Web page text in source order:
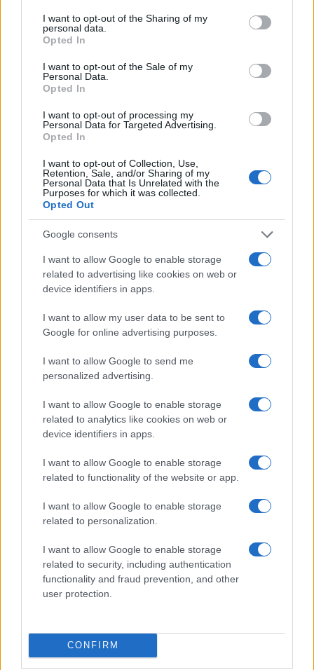
not limited to your visit or usage behaviour. You may click to
grant or deny consent to Google and its third-party tags to
use your data for below specified purposes in below Google
consent section.
I want to opt-out of the Sharing of my
personal data.
Opted In
I want to opt-out of the Sale of my
Personal Data.
Opted In
I want to opt-out of processing my
Personal Data for Targeted Advertising.
Opted In
I want to opt-out of Collection, Use,
Retention, Sale, and/or Sharing of my
Personal Data that Is Unrelated with the
Purposes for which it was collected.
Opted Out
Google consents
I want to allow Google to enable storage
related to advertising like cookies on web or
device identifiers in apps.
I want to allow my user data to be sent to
Google for online advertising purposes.
I want to allow Google to send me
personalized advertising.
I want to allow Google to enable storage
related to analytics like cookies on web or
device identifiers in apps.
I want to allow Google to enable storage
related to functionality of the website or app.
I want to allow Google to enable storage
related to personalization.
I want to allow Google to enable storage
related to security, including authentication
functionality and fraud prevention, and other
user protection.
CONFIRM
Continua a leggere
RODITORI
Igiene dei roditori domestici: routine sicure e
controllo parassiti
Greta Salvati · 26 Lug 2026